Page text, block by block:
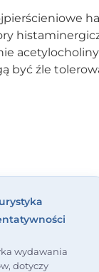
być źle
wydawania
dotyczy